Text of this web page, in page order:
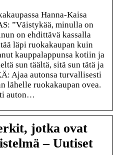
Hanna-Kaisa
”Väistykää, minulla on
on ehdittävä kassalla
läpi ruokakaupan kuin
kauppalappunsa kotiin ja
sun täältä, sitä sun tätä ja
Ajaa autonsa turvallisesti
lähelle ruokakaupan ovea.
auton…
jotka ovat
– Uutiset